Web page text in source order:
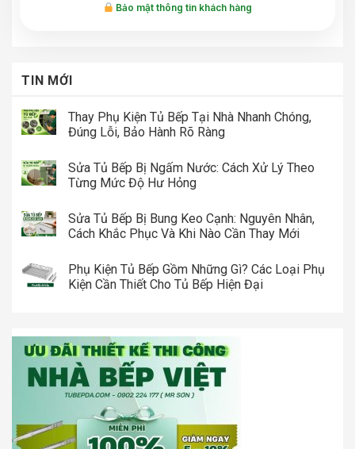
Bảo mật thông tin khách hàng
TIN MỚI
Thay Phụ Kiện Tủ Bếp Tại Nhà Nhanh Chóng,
Đúng Lỗi, Bảo Hành Rõ Ràng
Sửa Tủ Bếp Bị Ngấm Nước: Cách Xử Lý Theo
Từng Mức Độ Hư Hỏng
Sửa Tủ Bếp Bị Bung Keo Cạnh: Nguyên Nhân,
Cách Khắc Phục Và Khi Nào Cần Thay Mới
Phụ Kiện Tủ Bếp Gồm Những Gì? Các Loại Phụ
Kiện Cần Thiết Cho Tủ Bếp Hiện Đại